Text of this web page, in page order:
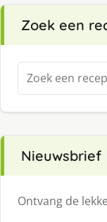
Zoek een
Zoeken
naar:
Nieuwsbrief
Ontvang de